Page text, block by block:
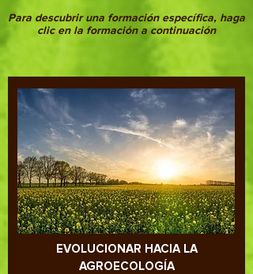
Para descubrir una formación específica, haga
clic en la formación a continuación
EVOLUCIONAR HACIA LA
AGROECOLOGÍA